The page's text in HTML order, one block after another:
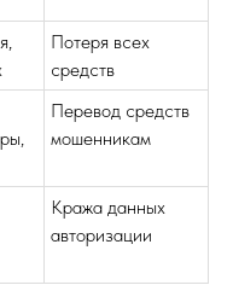
Потеря всех
средств
Перевод средств
мошенникам
Кража данных
авторизации